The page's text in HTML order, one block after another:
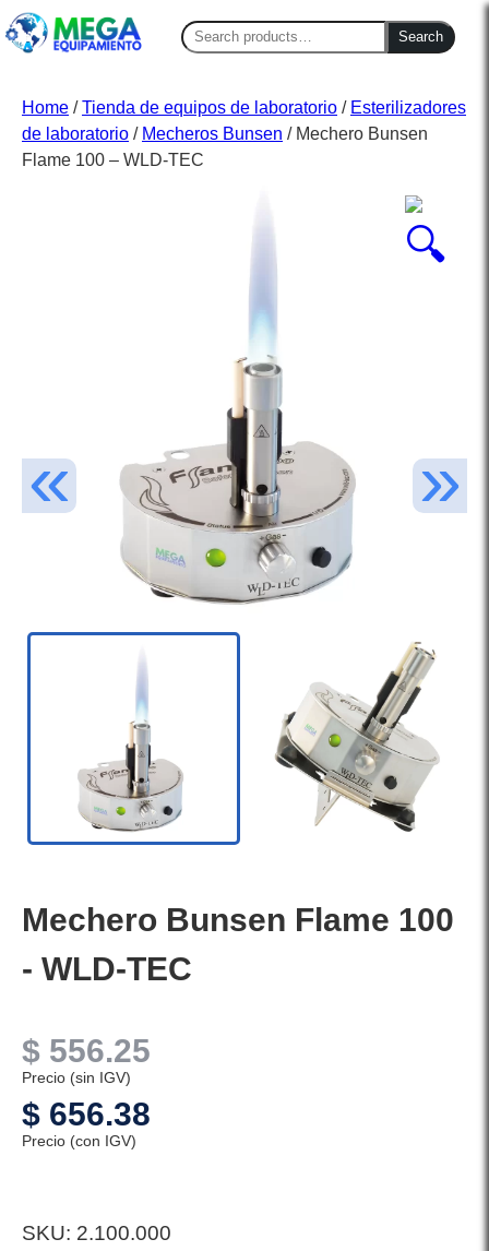
Search
for:
Search
Home /Tienda de equipos de laboratorio / Esterilizadores
de laboratorio / Mecheros Bunsen / Mechero Bunsen
Flame 100 – WLD-TEC
Mechero Bunsen Flame 100
- WLD-TEC
$ 556.25
Precio (sin IGV)
$ 656.38
Precio (con IGV)
SKU: 2.100.000